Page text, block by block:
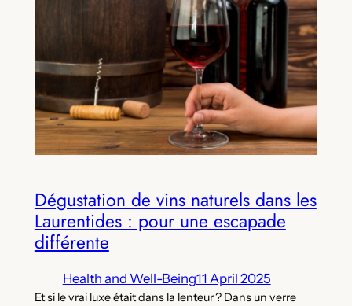
Dégustation de vins naturels dans les
Laurentides : pour une escapade
différente
Health and Well-Being11 April 2025
Et si le vrai luxe était dans la lenteur ? Dans un verre